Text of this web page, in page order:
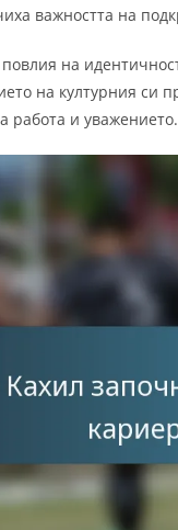
важността на
на
на културния си
работа и уважението.